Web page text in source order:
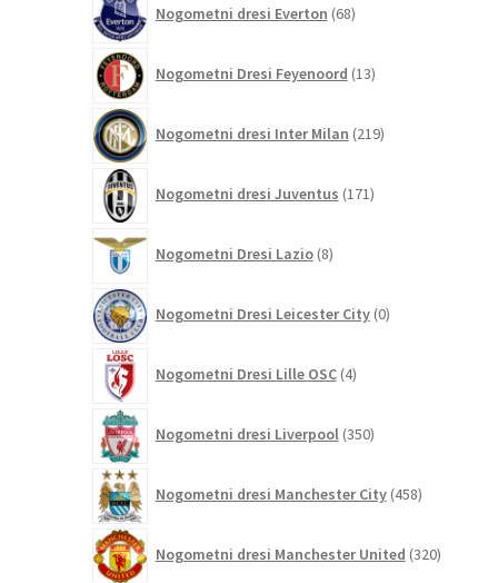
Nogometni dresi Everton 68izdelkov
Nogometni Dresi Feyenoord 13izdelkov
Nogometni dresi Inter Milan 219izdelkov
Nogometni dresi Juventus 171izdelkov
Nogometni Dresi Lazio 8izdelkov
Nogometni Dresi Leicester City 0izdelkov
Nogometni Dresi Lille OSC 4izdelki
Nogometni dresi Liverpool 350izdelkov
Nogometni dresi Manchester City 458izdelkov
Nogometni dresi Manchester United 320izdelkov